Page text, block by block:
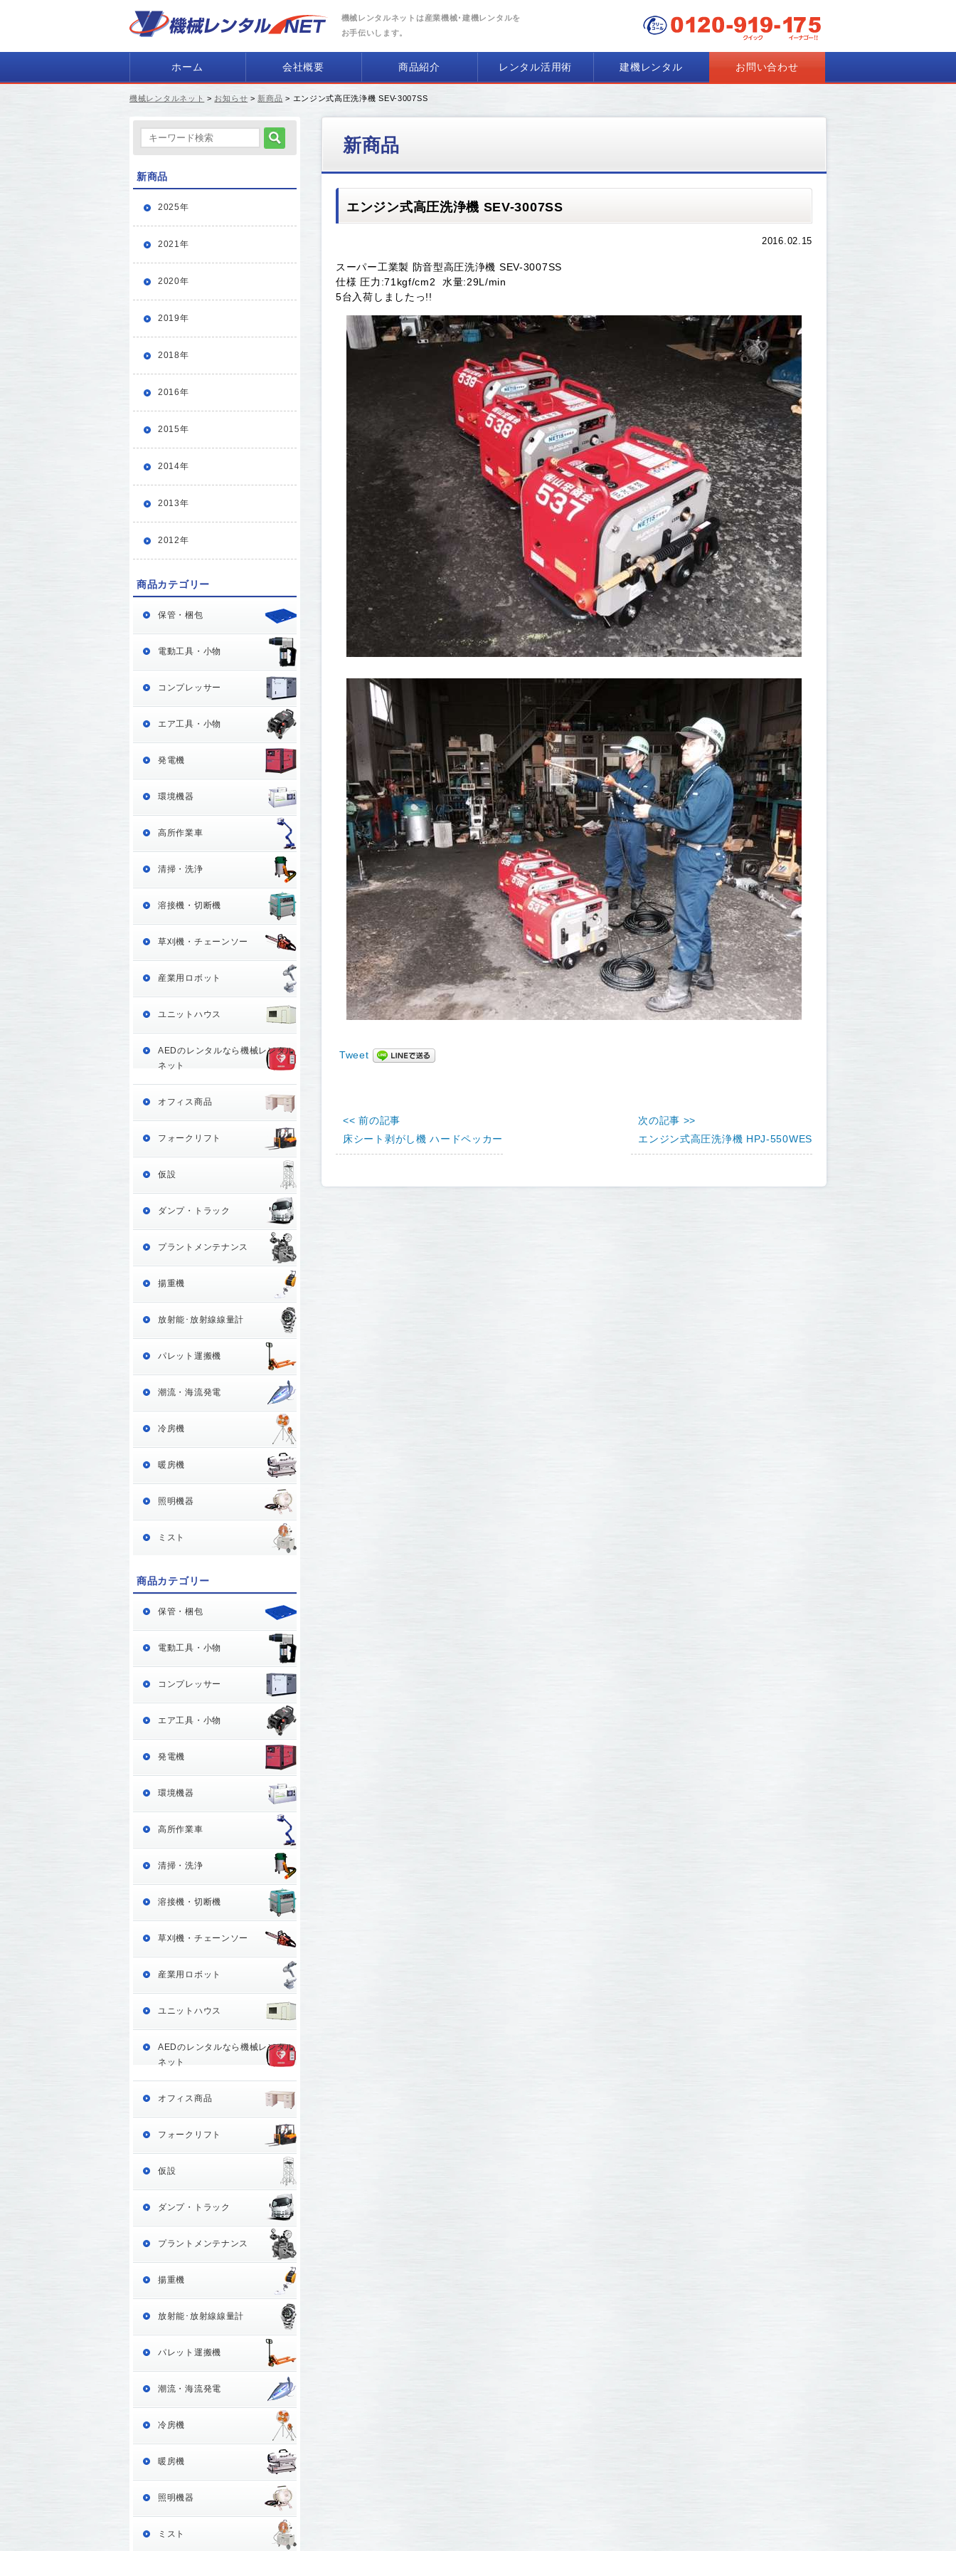
機械レンタルネットは産業機械･建機レンタルを
お手伝いします。
ホーム 会社概要 商品紹介 レンタル活用術 建機レンタル お問い合わせ
機械レンタルネット > お知らせ > 新商品 > エンジン式高圧洗浄機 SEV-3007SS
新商品
エンジン式高圧洗浄機 SEV-3007SS
2016.02.15
スーパー工業製 防音型高圧洗浄機 SEV-3007SS
仕様 圧力:71kgf/cm2 水量:29L/min
5台入荷しましたっ!!
Tweet
<< 前の記事
床シート剥がし機 ハードペッカー
次の記事 >>
エンジン式高圧洗浄機 HPJ-550WES
新商品
2025年
2021年
2020年
2019年
2018年
2016年
2015年
2014年
2013年
2012年
商品カテゴリー
保管・梱包
電動工具・小物
コンプレッサー
エア工具・小物
発電機
環境機器
高所作業車
清掃・洗浄
溶接機・切断機
草刈機・チェーンソー
産業用ロボット
ユニットハウス
AEDのレンタルなら機械レンタル
ネット
オフィス商品
フォークリフト
仮設
ダンプ・トラック
プラントメンテナンス
揚重機
放射能･放射線線量計
パレット運搬機
潮流・海流発電
冷房機
暖房機
照明機器
ミスト
商品カテゴリー
保管・梱包
電動工具・小物
コンプレッサー
エア工具・小物
発電機
環境機器
高所作業車
清掃・洗浄
溶接機・切断機
草刈機・チェーンソー
産業用ロボット
ユニットハウス
AEDのレンタルなら機械レンタル
ネット
オフィス商品
フォークリフト
仮設
ダンプ・トラック
プラントメンテナンス
揚重機
放射能･放射線線量計
パレット運搬機
潮流・海流発電
冷房機
暖房機
照明機器
ミスト